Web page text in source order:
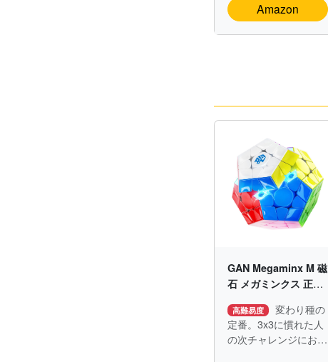
Amazon
GAN Megaminx M 磁
石 メガミンクス 正12
高難易度
変わり種の
定番。3x3に慣れた人
の次チャレンジにおす